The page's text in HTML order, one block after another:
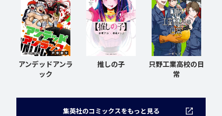
アンデッドアンラ
ック
推しの子
只野工業高校の日
常
集英社のコミックスをもっと見る